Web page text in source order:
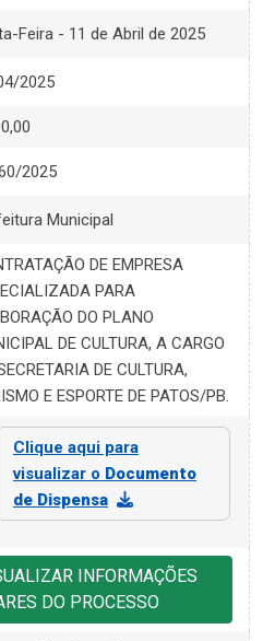
Feira - 11 de Abril de 2025
2025
2025
Municipal
DE EMPRESA
PARA
DO PLANO
DE CULTURA, A CARGO
DE CULTURA,
E ESPORTE DE PATOS/PB.
Clique aqui para
visualizar o Documento
de Dispensa
INFORMAÇÕES
DO PROCESSO